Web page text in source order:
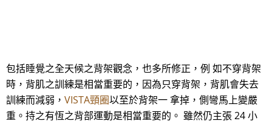
包括睡覺之全天候之背架觀念，也多所修正，例 如不穿背架
時，背肌之訓練是相當重要的，因為只穿背架，背肌會失去
訓練而減弱， VISTA頸圈以至於背架一 拿掉，側彎馬上變嚴
重。持之有恆之背部運動是相當重要的。 雖然仍主張 24 小